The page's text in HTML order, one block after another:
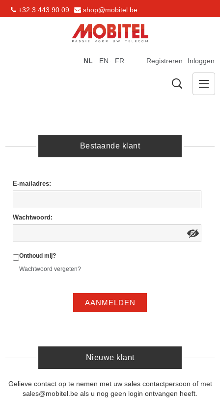
+32 3 443 90 09 shop@mobitel.be
Registreren Inloggen
NL EN FR
Bestaande klant
E-mailadres:
Wachtwoord:
Onthoud mij?
Wachtwoord vergeten?
AANMELDEN
Nieuwe klant
Gelieve contact op te nemen met uw sales contactpersoon of met
sales@mobitel.be als u nog geen login ontvangen heeft.